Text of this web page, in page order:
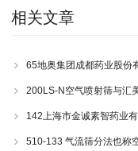
相关文章
65地奥集团成都药业股份
200LS-N空气喷射筛与汇
142上海市金诚素智药业
510-133 气流筛分法也称